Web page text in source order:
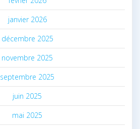
janvier 2026
décembre 2025
novembre 2025
septembre 2025
juin 2025
mai 2025